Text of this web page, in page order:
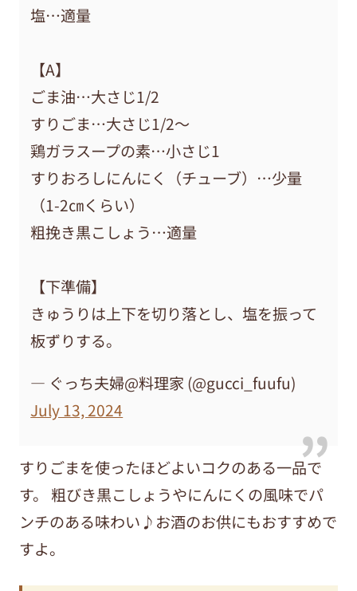
塩…適量
【A】
ごま油…大さじ1/2
すりごま…大さじ1/2〜
鶏ガラスープの素…小さじ1
すりおろしにんにく（チューブ）…少量
（1-2㎝くらい）
粗挽き黒こしょう…適量
【下準備】
きゅうりは上下を切り落とし、塩を振って
板ずりする。
— ぐっち夫婦@料理家 (@gucci_fuufu)
July 13, 2024
すりごまを使ったほどよいコクのある一品で
す。 粗びき黒こしょうやにんにくの風味でパ
ンチのある味わい♪お酒のお供にもおすすめで
すよ。